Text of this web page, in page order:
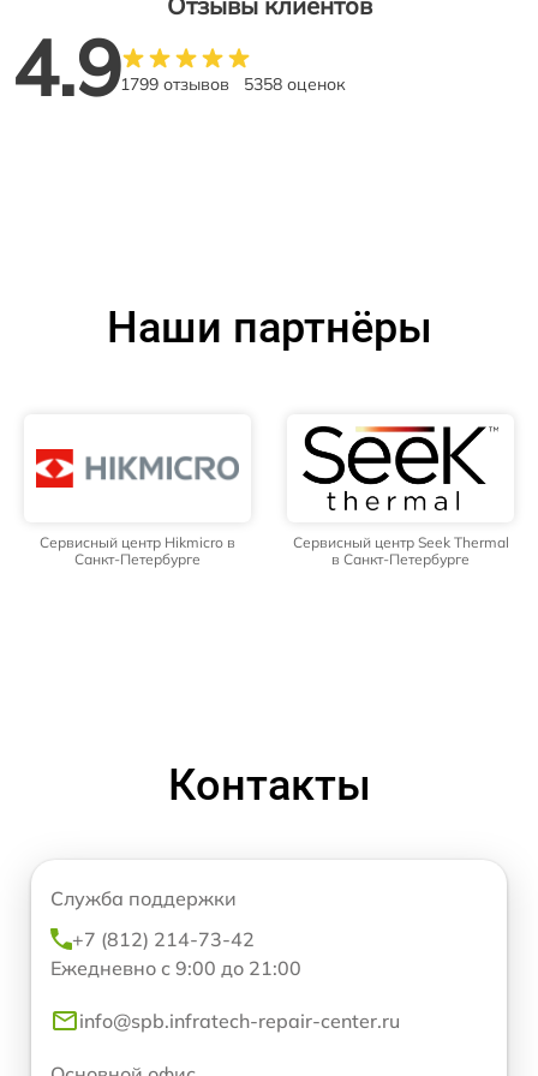
4.91799 отзывов 5358 оценок
Наши партнёры
Сервисный центр Hikmicro в
Санкт-Петербурге
Сервисный центр Seek Thermal
в Санкт-Петербурге
Контакты
Служба поддержки
+7 (812) 214-73-42
Ежедневно с 9:00 до 21:00
info@spb.infratech-repair-center.ru